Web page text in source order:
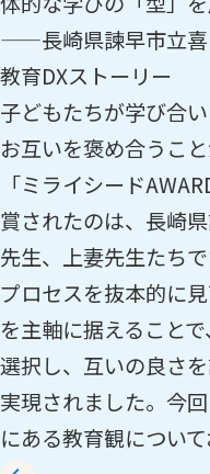
——長崎県諫早市立喜
教育DXストーリー
子どもたちが学び合い
お互いを褒め合うこ
「ミライシード
賞されたのは、長崎
先生、上妻先生たち
プロセスを抜本的に
を主軸に据えること
選択し、互いの良さ
実現されました。今
にある教育観につい